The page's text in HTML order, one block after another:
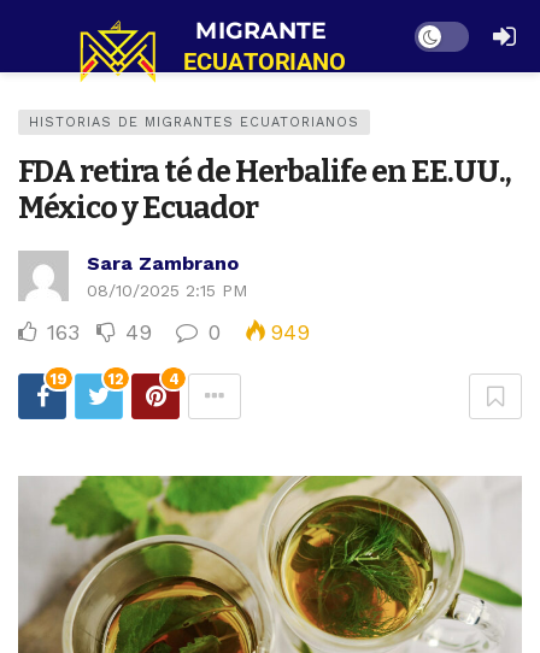
Dark mode
HISTORIAS DE MIGRANTES ECUATORIANOS
FDA retira té de Herbalife en EE.UU.,
México y Ecuador
Sara Zambrano
08/10/2025 2:15 PM
163 49 0 949
19 12 4